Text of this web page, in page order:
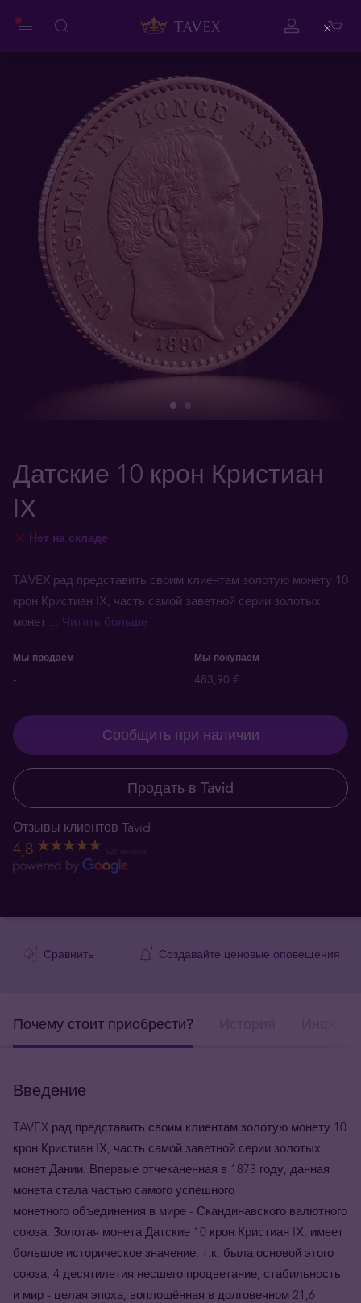
Датские 10 крон Кристиан
IХ
Нет на складе
TAVEX рад представить своим клиентам золотую монету 10
крон Кристиан IХ, часть самой заветной серии золотых
монет ... Читать больше
Мы продаем Мы покупаем
- 483,90 €
Сообщить при наличии
Продать в Tavid
Отзывы клиентов Tavid
4,8
Сравнить Создавайте ценовые оповещения
Почему стоит приобрести?
Введение
TAVEX рад представить своим клиентам золотую монету 10
крон Кристиан IХ, часть самой заветной серии золотых
монет Дании. Впервые отчеканенная в 1873 году, данная
монета стала частью самого успешного
монетного объединения в мире - Скандинавского валютного
союза. Золотая монета Датские 10 крон Кристиан IХ, имеет
большое историческое значение, т.к. была основой этого
союза, 4 десятилетия несшего процветание, стабильность
и мир - целая эпоха, воплощённая в долговечном 21,6
Close